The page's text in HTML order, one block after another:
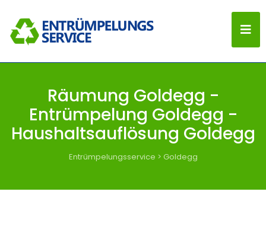
Räumung Goldegg -
Entrümpelung Goldegg -
Haushaltsauflösung Goldegg
Entrümpelungsservice > Goldegg